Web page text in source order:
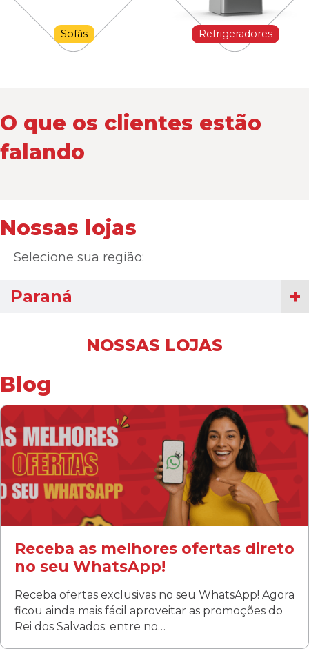
Sofás Refrigeradores
O que os clientes estão
falando
Nossas lojas
Selecione sua região:
Paraná
NOSSAS LOJAS
Blog
Receba as melhores ofertas direto
no seu WhatsApp!
Receba ofertas exclusivas no seu WhatsApp! Agora
ficou ainda mais fácil aproveitar as promoções do
Rei dos Salvados: entre no…